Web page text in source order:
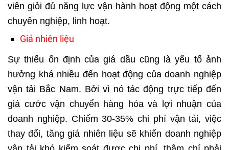
viên giỏi đủ năng lực vận hành hoạt động một cách
chuyên nghiệp, linh hoạt.
Giá nhiên liệu
Sự thiếu ổn định của giá dầu cũng là yếu tố ảnh
hưởng khá nhiều đến hoạt động của doanh nghiệp
vận tải Bắc Nam. Bởi vì nó tác động trực tiếp đến
giá cước vận chuyển hàng hóavà lợi nhuận của
doanh nghiệp. Chiếm 30-35% chi phí vận tải, việc
thay đổi, tăng giá nhiên liệu sẽ khiến doanh nghiệp